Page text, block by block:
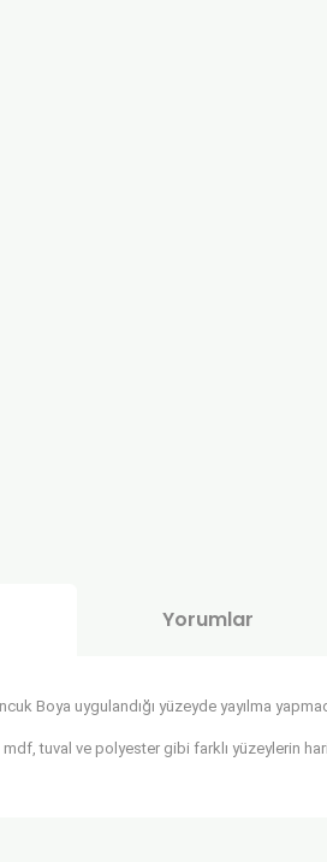
Yorumlar
Boya uygulandığı yüzeyde yayılma
tuval ve polyester gibi farklı yüzeylerin